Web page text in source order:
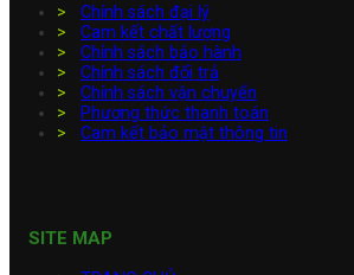
>
Chính sách đại lý
>
Cam kết chất lượng
>
Chính sách bảo hành
>
Chính sách đổi trả
>
Chính sách vận chuyển
>
Phương thức thanh toán
>
Cam kết bảo mật thông tin
SITE MAP